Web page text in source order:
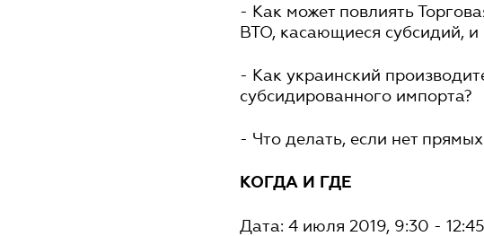
- Как может повлиять
ВТО, касающиеся субсидий, и
- Как украинский
субсидированного импорта?
- Что делать, если нет
КОГДА И ГДЕ
Дата: 4 июля 2019, 9:30 - 12:45